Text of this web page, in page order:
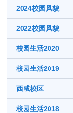
2024校园风貌
2022校园风貌
校园生活2020
校园生活2019
西咸校区
校园生活2018